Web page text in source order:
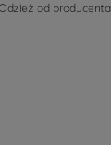
od producenta